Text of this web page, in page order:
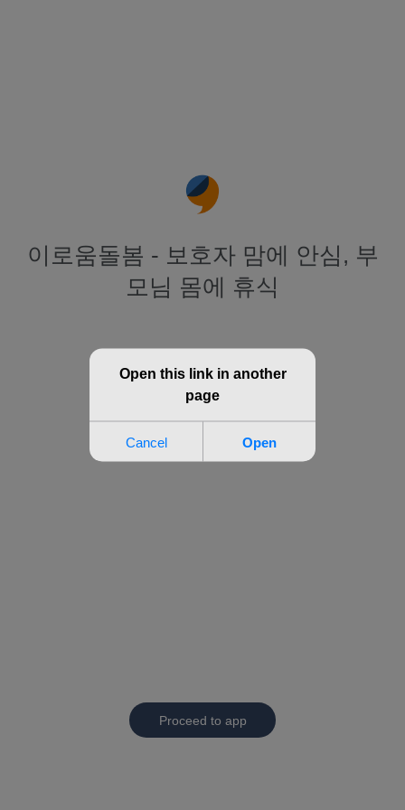
이로움돌봄 - 보호자 맘에 안심, 부
모님 몸에 휴식
Proceed to app